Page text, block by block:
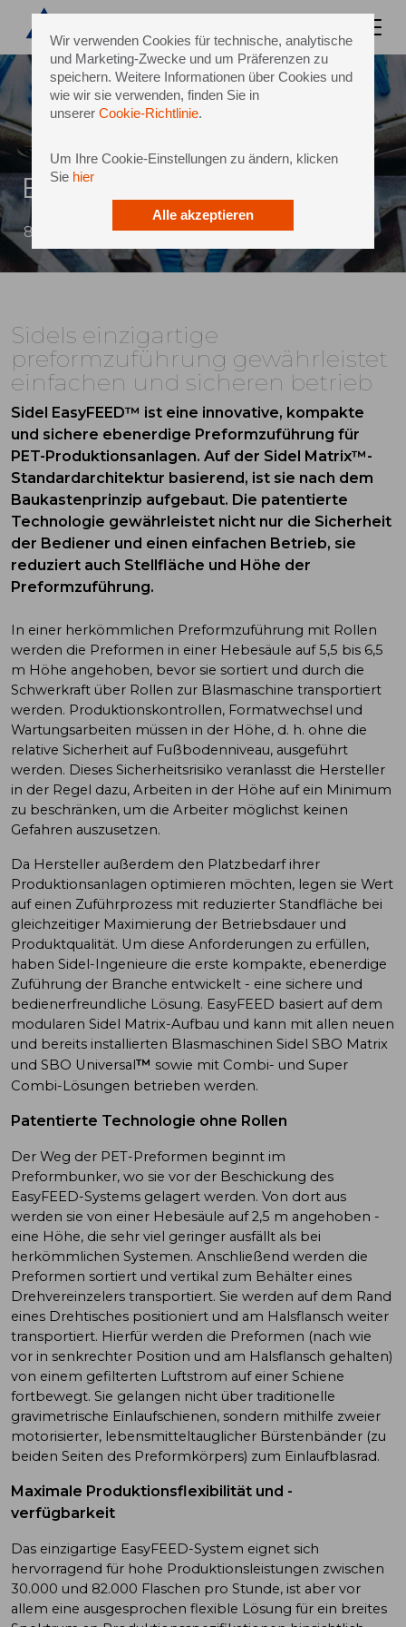
Wir verwenden Cookies für technische, analytische
und Marketing-Zwecke und um Präferenzen zu
speichern. Weitere Informationen über Cookies und
wie wir sie verwenden, finden Sie in
unserer Cookie-Richtlinie.
Um Ihre Cookie-Einstellungen zu ändern, klicken
Sie hier
Alle akzeptieren
EasyFEED
8 April 2018
Sidels einzigartige
preformzuführung gewährleistet
einfachen und sicheren betrieb
Sidel EasyFEED™ ist eine innovative, kompakte
und sichere ebenerdige Preformzuführung für
PET-Produktionsanlagen. Auf der Sidel Matrix™-
Standardarchitektur basierend, ist sie nach dem
Baukastenprinzip aufgebaut. Die patentierte
Technologie gewährleistet nicht nur die Sicherheit
der Bediener und einen einfachen Betrieb, sie
reduziert auch Stellfläche und Höhe der
Preformzuführung.
In einer herkömmlichen Preformzuführung mit Rollen
werden die Preformen in einer Hebesäule auf 5,5 bis 6,5
m Höhe angehoben, bevor sie sortiert und durch die
Schwerkraft über Rollen zur Blasmaschine transportiert
werden. Produktionskontrollen, Formatwechsel und
Wartungsarbeiten müssen in der Höhe, d. h. ohne die
relative Sicherheit auf Fußbodenniveau, ausgeführt
werden. Dieses Sicherheitsrisiko veranlasst die Hersteller
in der Regel dazu, Arbeiten in der Höhe auf ein Minimum
zu beschränken, um die Arbeiter möglichst keinen
Gefahren auszusetzen.
Da Hersteller außerdem den Platzbedarf ihrer
Produktionsanlagen optimieren möchten, legen sie Wert
auf einen Zuführprozess mit reduzierter Standfläche bei
gleichzeitiger Maximierung der Betriebsdauer und
Produktqualität. Um diese Anforderungen zu erfüllen,
haben Sidel-Ingenieure die erste kompakte, ebenerdige
Zuführung der Branche entwickelt - eine sichere und
bedienerfreundliche Lösung. EasyFEED basiert auf dem
modularen Sidel Matrix-Aufbau und kann mit allen neuen
und bereits installierten Blasmaschinen Sidel SBO Matrix
und SBO Universal™ sowie mit Combi- und Super
Combi-Lösungen betrieben werden.
Patentierte Technologie ohne Rollen
Der Weg der PET-Preformen beginnt im
Preformbunker, wo sie vor der Beschickung des
EasyFEED-Systems gelagert werden. Von dort aus
werden sie von einer Hebesäule auf 2,5 m angehoben -
eine Höhe, die sehr viel geringer ausfällt als bei
herkömmlichen Systemen. Anschließend werden die
Preformen sortiert und vertikal zum Behälter eines
Drehvereinzelers transportiert. Sie werden auf dem Rand
eines Drehtisches positioniert und am Halsflansch weiter
transportiert. Hierfür werden die Preformen (nach wie
vor in senkrechter Position und am Halsflansch gehalten)
von einem gefilterten Luftstrom auf einer Schiene
fortbewegt. Sie gelangen nicht über traditionelle
gravimetrische Einlaufschienen, sondern mithilfe zweier
motorisierter, lebensmitteltauglicher Bürstenbänder (zu
beiden Seiten des Preformkörpers) zum Einlaufblasrad.
Maximale Produktionsflexibilität und -
verfügbarkeit
Das einzigartige EasyFEED-System eignet sich
hervorragend für hohe Produktionsleistungen zwischen
30.000 und 82.000 Flaschen pro Stunde, ist aber vor
allem eine ausgesprochen flexible Lösung für ein breites